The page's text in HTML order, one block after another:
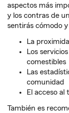
aspectos más
y los contras de
sentirás cómodo
La
Los
comestibles
Las
comunidad
El acceso
También es